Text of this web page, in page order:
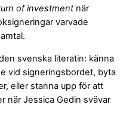
of investmentnär
varvade
svenska literatin: känna
vid signeringsbordet, byta
eller stanna upp för att
när Jessica Gedin svävar